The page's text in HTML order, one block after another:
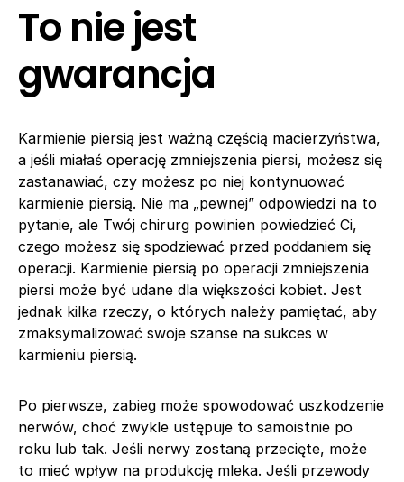
To nie jest
gwarancja
Karmienie piersią jest ważną częścią macierzyństwa,
a jeśli miałaś operację zmniejszenia piersi, możesz się
zastanawiać, czy możesz po niej kontynuować
karmienie piersią. Nie ma „pewnej” odpowiedzi na to
pytanie, ale Twój chirurg powinien powiedzieć Ci,
czego możesz się spodziewać przed poddaniem się
operacji. Karmienie piersią po operacji zmniejszenia
piersi może być udane dla większości kobiet. Jest
jednak kilka rzeczy, o których należy pamiętać, aby
zmaksymalizować swoje szanse na sukces w
karmieniu piersią.
Po pierwsze, zabieg może spowodować uszkodzenie
nerwów, choć zwykle ustępuje to samoistnie po
roku lub tak. Jeśli nerwy zostaną przecięte, może
to mieć wpływ na produkcję mleka. Jeśli przewody